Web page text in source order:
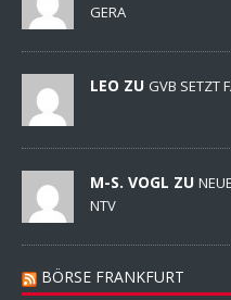
GERA
LEO ZU GVB SETZT
M-S. VOGL ZU
NTV
BÖRSE FRANKFURT